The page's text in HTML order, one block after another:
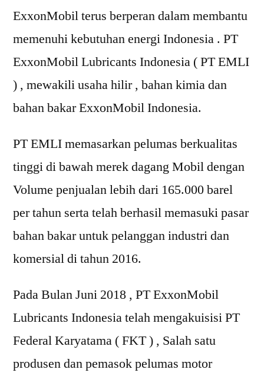
ExxonMobil terus berperan dalam membantu
memenuhi kebutuhan energi Indonesia . PT
ExxonMobil Lubricants Indonesia ( PT EMLI
) , mewakili usaha hilir , bahan kimia dan
bahan bakar ExxonMobil Indonesia.
PT EMLI memasarkan pelumas berkualitas
tinggi di bawah merek dagang Mobil dengan
Volume penjualan lebih dari 165.000 barel
per tahun serta telah berhasil memasuki pasar
bahan bakar untuk pelanggan industri dan
komersial di tahun 2016.
Pada Bulan Juni 2018 , PT ExxonMobil
Lubricants Indonesia telah mengakuisisi PT
Federal Karyatama ( FKT ) , Salah satu
produsen dan pemasok pelumas motor